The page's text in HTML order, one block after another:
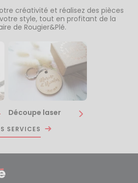
créativité et réalisez des pièces
style, tout en profitant de la
de Rougier&Plé.
Découpe laser
SERVICES